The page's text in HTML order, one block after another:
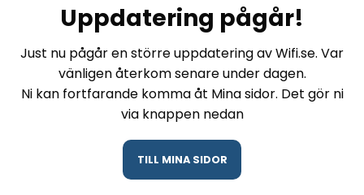
Uppdatering pågår!
Just nu pågår en större uppdatering av Wifi.se. Var
vänligen återkom senare under dagen.
Ni kan fortfarande komma åt Mina sidor. Det gör ni
via knappen nedan
TILL MINA SIDOR